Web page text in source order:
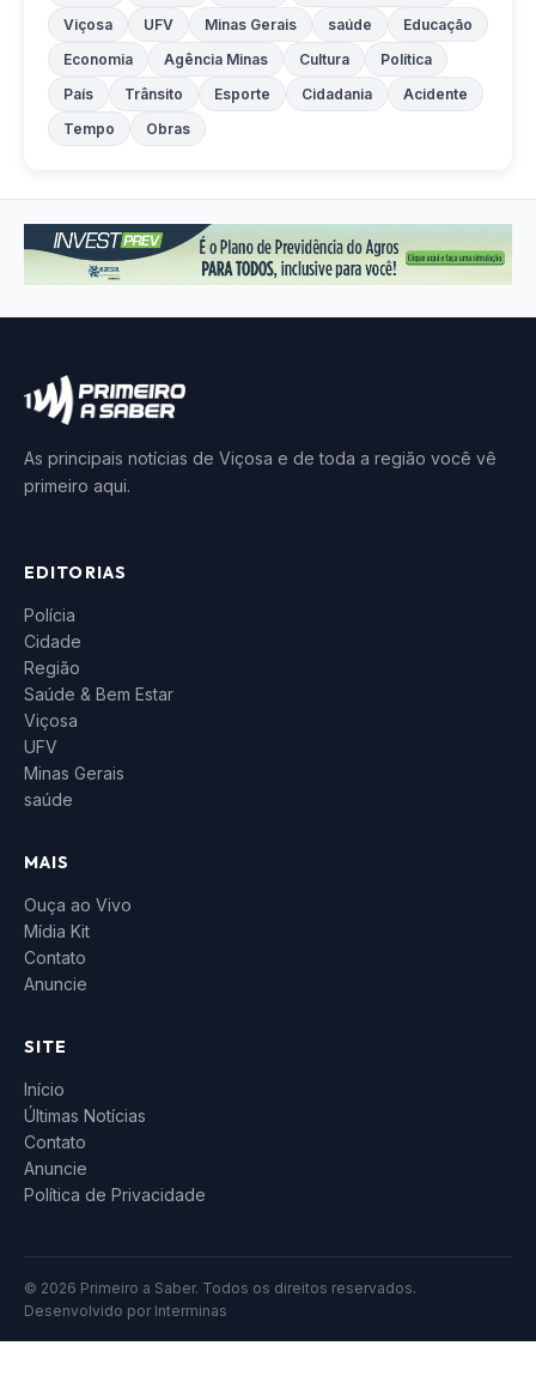
Viçosa
UFV Minas Gerais saúde
Educação
Economia
Agência Minas Cultura
Política
País
Trânsito Esporte Cidadania
Acidente
Tempo
Obras
As principais notícias de Viçosa e de toda a região você vê
primeiro aqui.
EDITORIAS
Polícia
Cidade
Região
Saúde & Bem Estar
Viçosa
UFV
Minas Gerais
saúde
MAIS
Ouça ao Vivo
Mídia Kit
Contato
Anuncie
SITE
Início
Últimas Notícias
Contato
Anuncie
Política de Privacidade
© 2026 Primeiro a Saber. Todos os direitos reservados.
Desenvolvido por Interminas